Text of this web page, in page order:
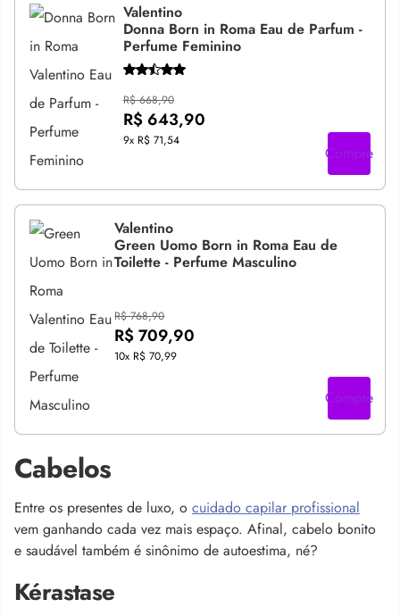
Valentino
Donna Born in Roma Eau de Parfum -
Perfume Feminino
R$ 668,90
R$ 643,90
9x R$ 71,54
Compre
Valentino
Green Uomo Born in Roma Eau de
Toilette - Perfume Masculino
R$ 768,90
R$ 709,90
10x R$ 70,99
Compre
Cabelos
Entre os presentes de luxo, o cuidado capilar profissional
vem ganhando cada vez mais espaço. Afinal, cabelo bonito
e saudável também é sinônimo de autoestima, né?
Kérastase